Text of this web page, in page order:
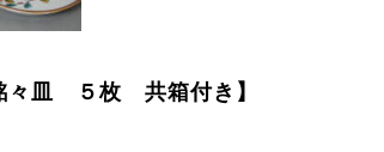
皿 ５枚 共箱付き】